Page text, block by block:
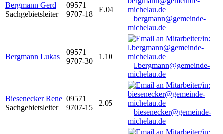
Bergmann Gerd
Sachgebietsleiter
09571
9707-18
E.04
bergmann@gemeinde-
michelau.de
Bergmann Lukas
09571
9707-30
1.10
l.bergmann@gemeinde-
michelau.de
Biesenecker Rene
Sachgebietsleiter
09571
9707-15
2.05
biesenecker@gemeinde-
michelau.de